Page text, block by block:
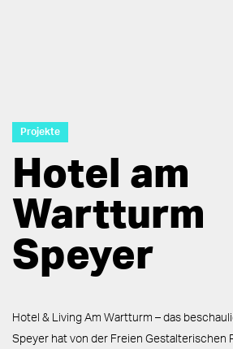
Projekte
Hotel am
Wartturm
Speyer
Hotel & Living Am Wartturm – das
Speyer hat von der Freien Gestalterischen